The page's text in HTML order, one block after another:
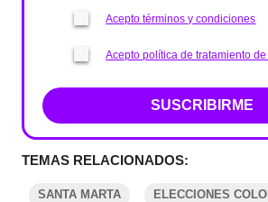
Acepto términos y condiciones
Acepto política de tratamiento
SUSCRIBIRME
TEMAS RELACIONADOS:
SANTA MARTA ELECCIONES